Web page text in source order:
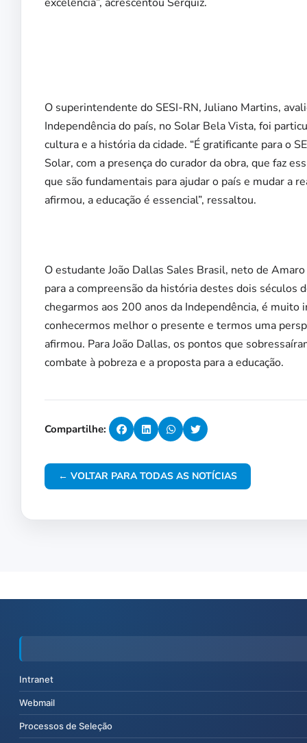
O superintendente do SESI-RN, Juliano Martins,
Independência do país, no Solar Bela Vista, foi
cultura e a história da cidade. “É gratificante para o
Solar, com a presença do curador da obra, que faz
que são fundamentais para ajudar o país e mudar a
afirmou, a educação é essencial”, ressaltou.
O estudante João Dallas Sales Brasil, neto de
para a compreensão da história destes dois
chegarmos aos 200 anos da Independência, é
conhecermos melhor o presente e termos uma
afirmou. Para João Dallas, os pontos que
combate à pobreza e a proposta para a educação.
Compartilhe:
← VOLTAR PARA TODAS AS NOTÍCIAS
Intranet
Webmail
Processos de Seleção